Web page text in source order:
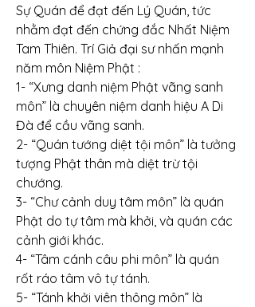
Sự Quán để đạt đến Lý Quán, tức
nhằm đạt đến chứng đắc Nhất Niệm
Tam Thiên. Trí Giả đại sư nhấn mạnh
năm môn Niệm Phật :
1- “Xưng danh niệm Phật vãng sanh
môn” là chuyên niệm danh hiệu A Di
Đà để cầu vãng sanh.
2- “Quán tướng diệt tội môn” là tưởng
tượng Phật thân mà diệt trừ tội
chướng.
3- “Chư cảnh duy tâm môn” là quán
Phật do tự tâm mà khởi, và quán các
cảnh giới khác.
4- “Tâm cánh câu phi môn” là quán
rốt ráo tâm vô tự tánh.
5- “Tánh khởi viên thông môn” là